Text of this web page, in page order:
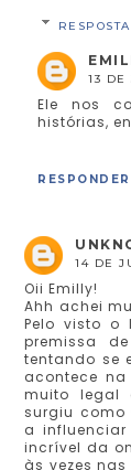
13 DE
Ele nos
histórias,
RESPONDER
14 DE
Oii Emilly!
Ahh achei
Pelo visto o
premissa
tentando se
acontece
muito legal
surgiu como
a influenciar
incrível da
às vezes